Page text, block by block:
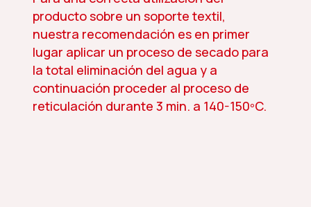
producto sobre un soporte textil,
nuestra recomendación es en primer
lugar aplicar un proceso de secado para
la total eliminación del agua y a
continuación proceder al proceso de
reticulación durante 3 min. a 140-150ºC.